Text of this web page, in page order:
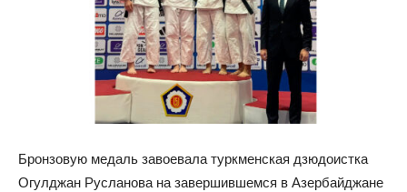
Бронзовую медаль завоевала туркменская дзюдоистка
Огулджан Русланова на завершившемся в Азербайджане